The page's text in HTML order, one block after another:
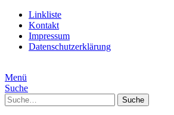
Linkliste
Kontakt
Impressum
Datenschutzerklärung
Menü
Suche
Suche